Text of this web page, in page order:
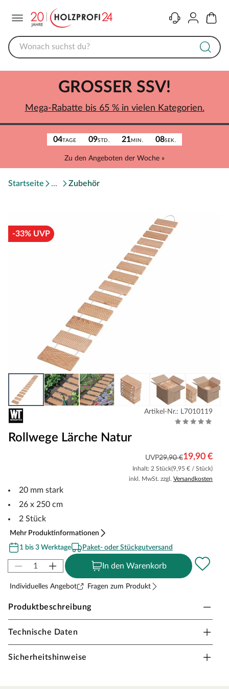
KontaktKonto
04TAGE 09STD. 21MIN. 08SEK.
Zu den Angeboten der Woche »
GROSSER SSV!
Mega-Rabatte bis 65 % in vielen Kategorien.
Startseite Zubehör
-33% UVP
Artikel-Nr.: L7010119
Rollwege Lärche Natur
UVP29,90 €19,90 €
Inhalt: 2 Stück(9,95 € / Stück)
inkl. MwSt. zzgl. Versandkosten
20 mm stark
26 x 250 cm
2 Stück
Mehr Produktinformationen
1 bis 3 Werktage
Paket- oder Stückgutversand
In den Warenkorb
Individuelles Angebot Fragen zum Produkt
Produktbeschreibung
WOODTEX Rollwege Lärche Natur
Ob beim Säen, Pflanzen oder als praktischer Laufsteg am
Technische Daten
Sicherheitshinweise